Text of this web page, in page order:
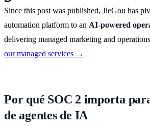
Since this post was published, JieGou has
automation platform to an AI-powered
delivering managed marketing and
our managed services →
Por qué SOC 2 importa
de agentes de IA